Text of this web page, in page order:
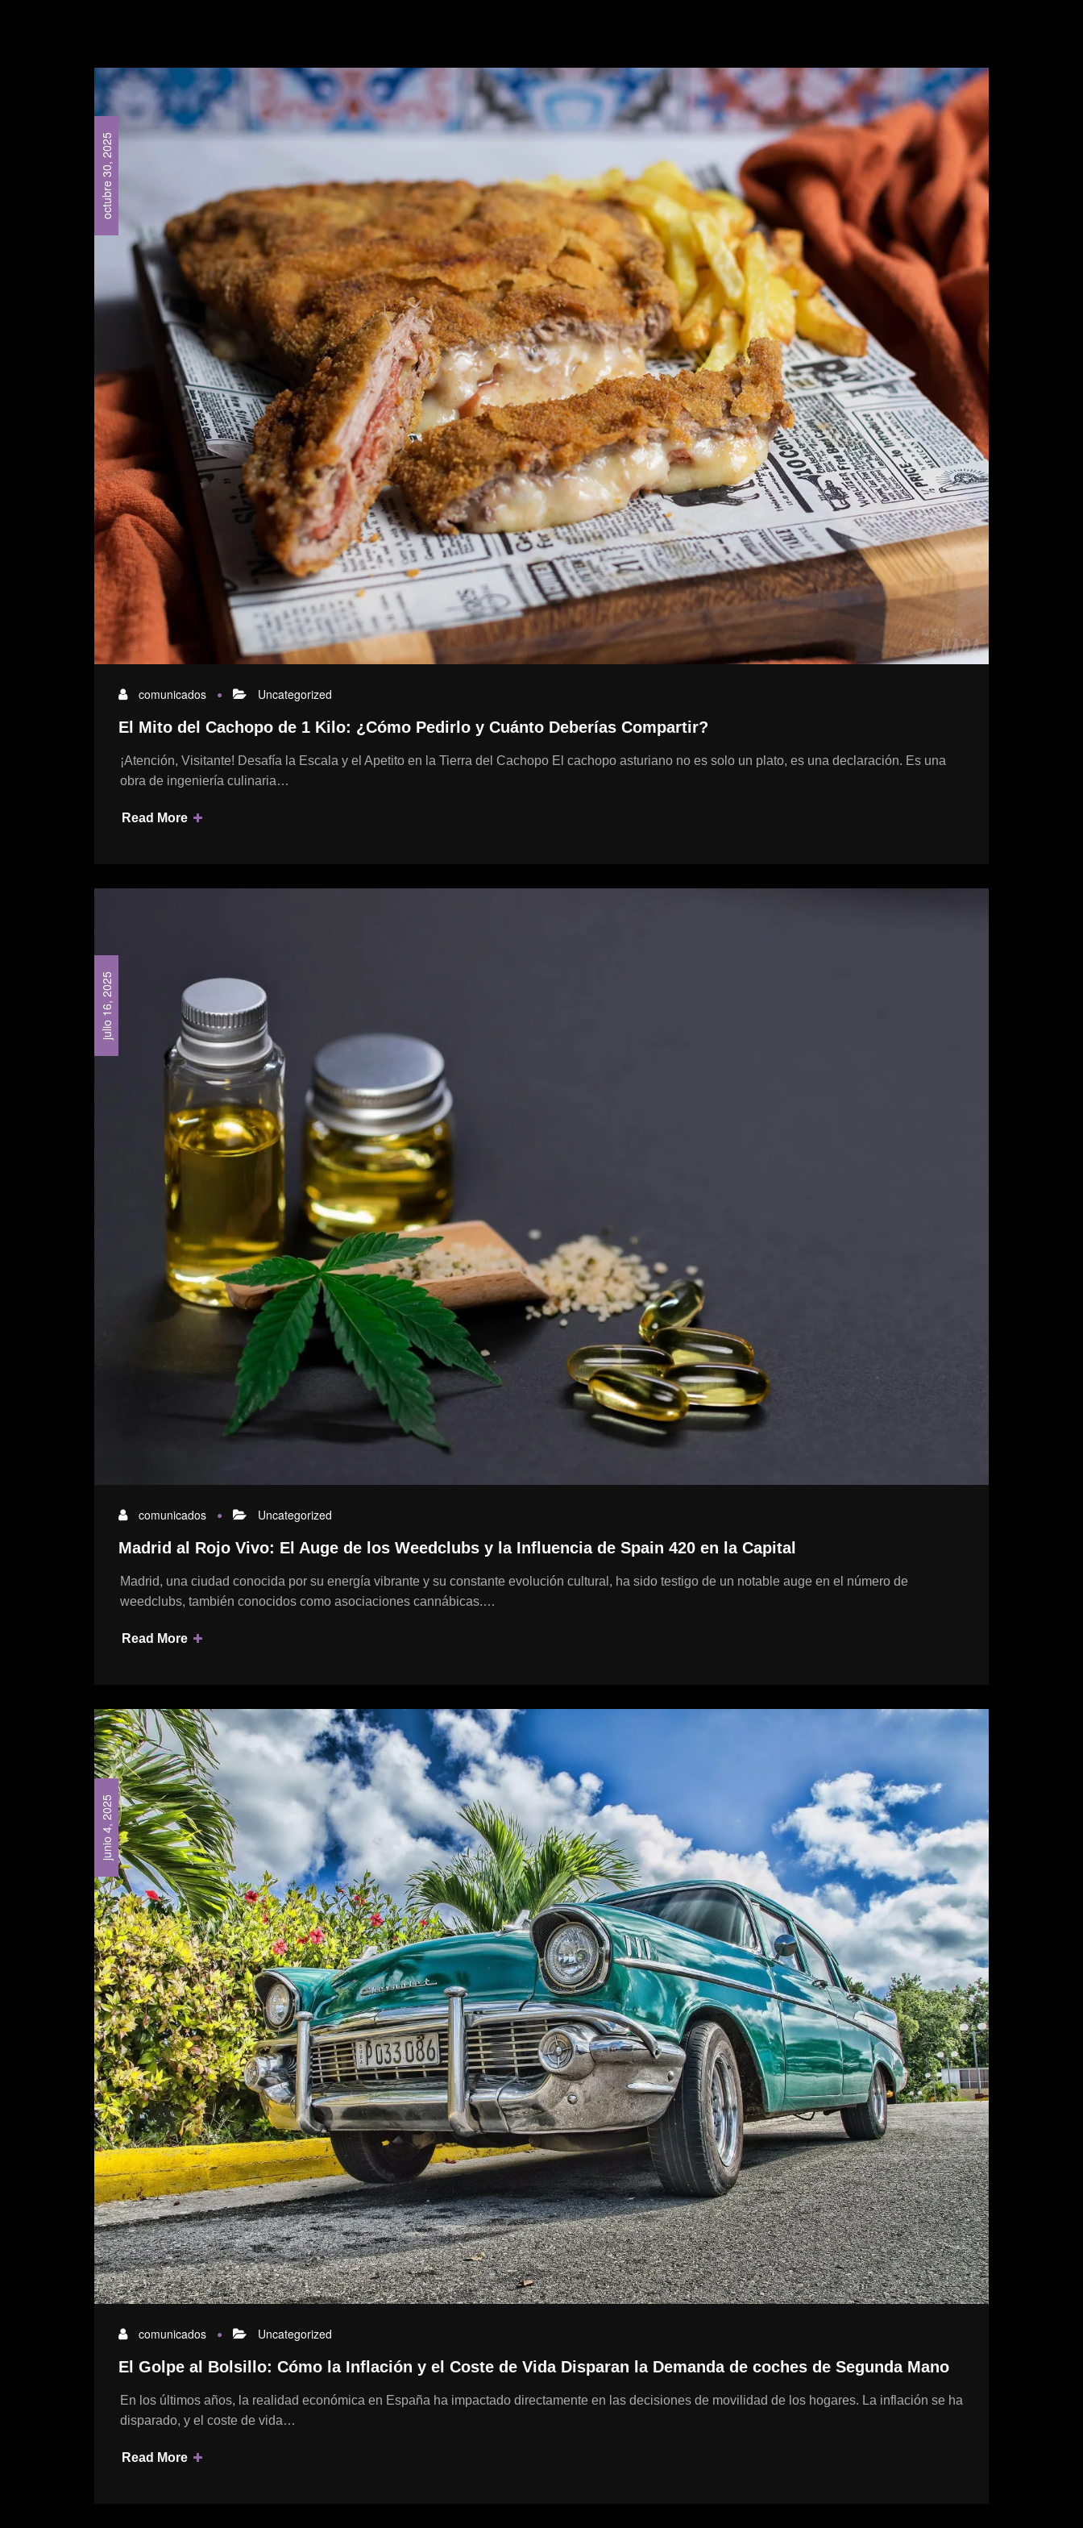
octubre 30, 2025
comunicados Uncategorized
El Mito del Cachopo de 1 Kilo: ¿Cómo Pedirlo y Cuánto Deberías Compartir?
¡Atención, Visitante! Desafía la Escala y el Apetito en la Tierra del Cachopo El cachopo asturiano no es solo un plato, es una declaración. Es una
obra de ingeniería culinaria…
Read More
julio 16, 2025
comunicados Uncategorized
Madrid al Rojo Vivo: El Auge de los Weedclubs y la Influencia de Spain 420 en la Capital
Madrid, una ciudad conocida por su energía vibrante y su constante evolución cultural, ha sido testigo de un notable auge en el número de
weedclubs, también conocidos como asociaciones cannábicas.…
Read More
junio 4, 2025
comunicados Uncategorized
El Golpe al Bolsillo: Cómo la Inflación y el Coste de Vida Disparan la Demanda de coches de Segunda Mano
En los últimos años, la realidad económica en España ha impactado directamente en las decisiones de movilidad de los hogares. La inflación se ha
disparado, y el coste de vida…
Read More